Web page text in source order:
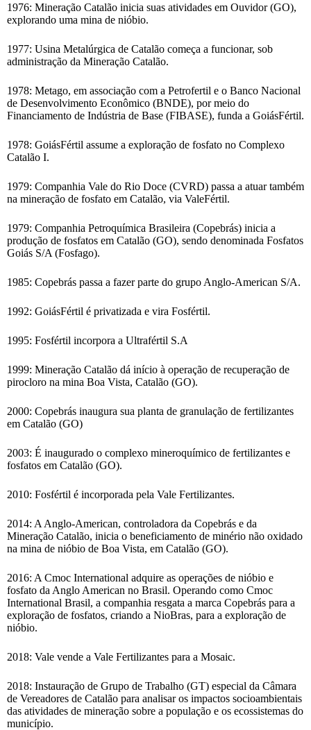
1976: Mineração Catalão inicia suas atividades em Ouvidor (GO),
explorando uma mina de nióbio.
1977: Usina Metalúrgica de Catalão começa a funcionar, sob
administração da Mineração Catalão.
1978: Metago, em associação com a Petrofertil e o Banco Nacional
de Desenvolvimento Econômico (BNDE), por meio do
Financiamento de Indústria de Base (FIBASE), funda a GoiásFértil.
1978: GoiásFértil assume a exploração de fosfato no Complexo
Catalão I.
1979: Companhia Vale do Rio Doce (CVRD) passa a atuar também
na mineração de fosfato em Catalão, via ValeFértil.
1979: Companhia Petroquímica Brasileira (Copebrás) inicia a
produção de fosfatos em Catalão (GO), sendo denominada Fosfatos
Goiás S/A (Fosfago).
1985: Copebrás passa a fazer parte do grupo Anglo-American S/A.
1992: GoiásFértil é privatizada e vira Fosfértil.
1995: Fosfértil incorpora a Ultrafértil S.A
1999: Mineração Catalão dá início à operação de recuperação de
pirocloro na mina Boa Vista, Catalão (GO).
2000: Copebrás inaugura sua planta de granulação de fertilizantes
em Catalão (GO)
2003: É inaugurado o complexo mineroquímico de fertilizantes e
fosfatos em Catalão (GO).
2010: Fosfértil é incorporada pela Vale Fertilizantes.
2014: A Anglo-American, controladora da Copebrás e da
Mineração Catalão, inicia o beneficiamento de minério não oxidado
na mina de nióbio de Boa Vista, em Catalão (GO).
2016: A Cmoc International adquire as operações de nióbio e
fosfato da Anglo American no Brasil. Operando como Cmoc
International Brasil, a companhia resgata a marca Copebrás para a
exploração de fosfatos, criando a NioBras, para a exploração de
nióbio.
2018: Vale vende a Vale Fertilizantes para a Mosaic.
2018: Instauração de Grupo de Trabalho (GT) especial da Câmara
de Vereadores de Catalão para analisar os impactos socioambientais
das atividades de mineração sobre a população e os ecossistemas do
município.